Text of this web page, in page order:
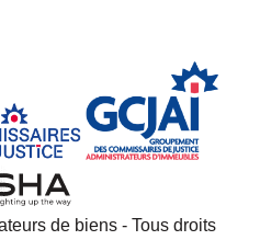
de biens - Tous droits